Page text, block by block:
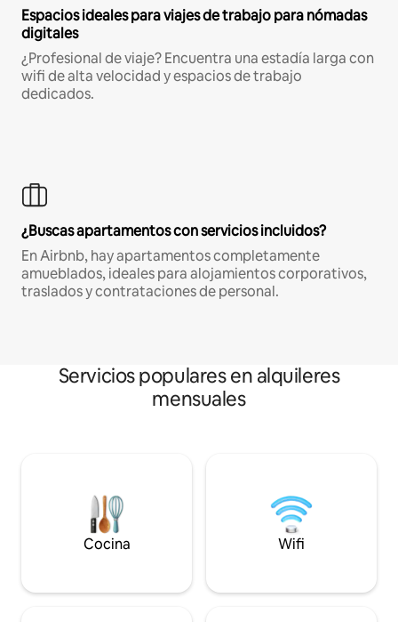
Espacios ideales para viajes de trabajo para nómadas
digitales
¿Profesional de viaje? Encuentra una estadía larga con
wifi de alta velocidad y espacios de trabajo
dedicados.
¿Buscas apartamentos con servicios incluidos?
En Airbnb, hay apartamentos completamente
amueblados, ideales para alojamientos corporativos,
traslados y contrataciones de personal.
Servicios populares en alquileres
mensuales
Cocina Wifi